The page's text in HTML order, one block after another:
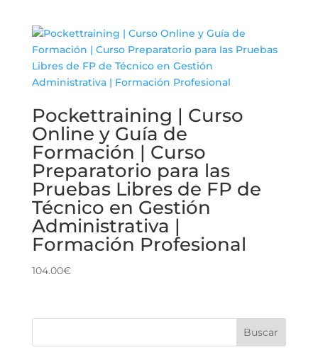
Pockettraining | Curso
Online y Guía de
Formación | Curso
Preparatorio para las
Pruebas Libres de FP de
Técnico en Gestión
Administrativa |
Formación Profesional
104.00€